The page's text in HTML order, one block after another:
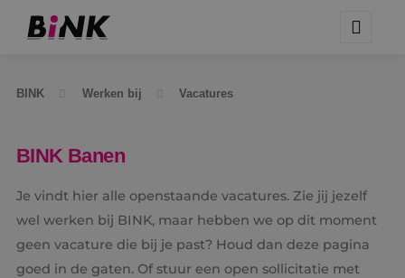
BINK Werken bij Vacatures
BINK Banen
Je vindt hier alle openstaande vacatures. Zie jij jezelf
wel werken bij BINK, maar hebben we op dit moment
geen vacature die bij je past? Houd dan deze pagina
goed in de gaten. Of stuur een open sollicitatie met